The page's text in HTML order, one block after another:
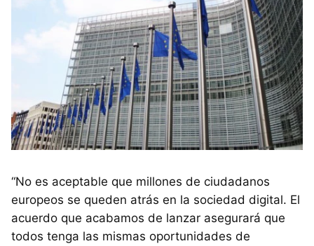
“No es aceptable que millones de ciudadanos
europeos se queden atrás en la sociedad digital. El
acuerdo que acabamos de lanzar asegurará que
todos tenga las mismas oportunidades de